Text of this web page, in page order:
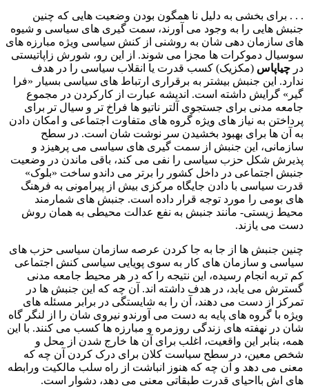
. . . برای بخشی به دلیل نا همگون بودن وضعیت هایی که چنین
جنبش هایی را به وجود می آورند، سمت گیری های سیاسی و شیوه
های سازمان دهی شان به روشنی از کنش سیاسی ویژه مبارزه های
سوسیال دموکرات ها مجزا می شوند. از این رو، شورش زاپاتیستی
در چیاپاس (مکزیک) کسب قدرت یا انقلاب سیاسی را در هدف
ندارد. این جنبش بیشتر به برقراری ارتباط های سیاسی بسیار «فرا
گیر» گرایش داشته است. اندیشه عبارت از کارکردن در مجموع
جامعه مدنی برای جستجوی آلتر ناتیو ها فراخ تر و سیال تر برای
پرداختن به نیاز های ویژه گروه های متفاوت اجتماعی و امکان دادن
به آن ها برای بهبود بخشیدن سر نوشت شان است. در سطح
سازمانی، این جنبش از سمت گیری های سیاسی می پرهیزد و
پذیرش شکل حزب سیاسی را نفی می کند، باقی ماندن در وضعیت
جنبش اجتماعی در داخل کشور را برتر می داندو ساخت «بلوک»
قدرت سیاسی با دادن جایگاه مرکزی بیش از پیرامونی به فرهنگ
های بومی را مورد توجه قرار داده است. جنبش های شمارمند
محیط زیستی- مانند جنبش به نفع عدالت محیطی به همان روش
دست می یازند.
چنین جنبش ها از جا به جا کردن عرصه سازمان سیاسی حزب های
سیاسی و سازمان های کار به سوی پویایی سیاسی کنش اجتماعی
کم تربه انجام رسیده، این نتیجه را که در هر محیط جامعه مدنی
گسترش می یابد، در هدف داشته اند. آن چه که این جنبش ها در
تمرکز از دست می دهند، آن را به شایستگی در برابر مسئله های
ویژه با گروه های پایه به دست می آورندو نیروی شان را از لنگر گاه
شان در نهفته های زندگی روزمره و مبارزه ها کسب می کنند. با این
همه، بنابر این واقعیت، اغلب برای آن ها خارج شدن از محل و
شخص معین، در سطح سیاست کلان برای درک کردن آن چه که
معنی می دهد و آن چه که هنوز انباشت از راه سلب مالکیت ورابطه
های اش بااحیای قدرت طبقاتی معنی می دهد، دشوار است.